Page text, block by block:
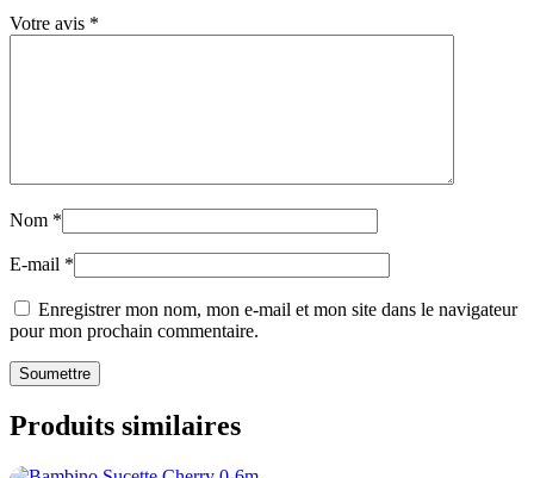
Votre avis *
Nom *
E-mail *
Enregistrer mon nom, mon e-mail et mon site dans le navigateur
pour mon prochain commentaire.
Produits similaires